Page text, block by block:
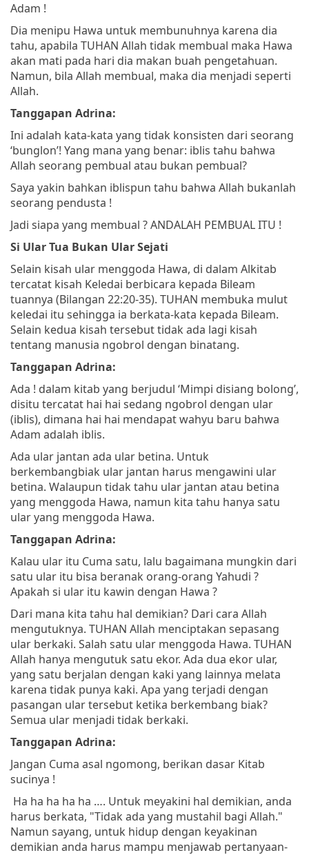
Adam !
Dia menipu Hawa untuk membunuhnya karena dia
tahu, apabila TUHAN Allah tidak membual maka Hawa
akan mati pada hari dia makan buah pengetahuan.
Namun, bila Allah membual, maka dia menjadi seperti
Allah.
Tanggapan Adrina:
Ini adalah kata-kata yang tidak konsisten dari seorang
‘bunglon’! Yang mana yang benar: iblis tahu bahwa
Allah seorang pembual atau bukan pembual?
Saya yakin bahkan iblispun tahu bahwa Allah bukanlah
seorang pendusta !
Jadi siapa yang membual ? ANDALAH PEMBUAL ITU !
Si Ular Tua Bukan Ular Sejati
Selain kisah ular menggoda Hawa, di dalam Alkitab
tercatat kisah Keledai berbicara kepada Bileam
tuannya (Bilangan 22:20-35). TUHAN membuka mulut
keledai itu sehingga ia berkata-kata kepada Bileam.
Selain kedua kisah tersebut tidak ada lagi kisah
tentang manusia ngobrol dengan binatang.
Tanggapan Adrina:
Ada ! dalam kitab yang berjudul ‘Mimpi disiang bolong’,
disitu tercatat hai hai sedang ngobrol dengan ular
(iblis), dimana hai hai mendapat wahyu baru bahwa
Adam adalah iblis.
Ada ular jantan ada ular betina. Untuk
berkembangbiak ular jantan harus mengawini ular
betina. Walaupun tidak tahu ular jantan atau betina
yang menggoda Hawa, namun kita tahu hanya satu
ular yang menggoda Hawa.
Tanggapan Adrina:
Kalau ular itu Cuma satu, lalu bagaimana mungkin dari
satu ular itu bisa beranak orang-orang Yahudi ?
Apakah si ular itu kawin dengan Hawa ?
Dari mana kita tahu hal demikian? Dari cara Allah
mengutuknya. TUHAN Allah menciptakan sepasang
ular berkaki. Salah satu ular menggoda Hawa. TUHAN
Allah hanya mengutuk satu ekor. Ada dua ekor ular,
yang satu berjalan dengan kaki yang lainnya melata
karena tidak punya kaki. Apa yang terjadi dengan
pasangan ular tersebut ketika berkembang biak?
Semua ular menjadi tidak berkaki.
Tanggapan Adrina:
Jangan Cuma asal ngomong, berikan dasar Kitab
sucinya !
Ha ha ha ha ha …. Untuk meyakini hal demikian, anda
harus berkata, "Tidak ada yang mustahil bagi Allah."
Namun sayang, untuk hidup dengan keyakinan
demikian anda harus mampu menjawab pertanyaan-